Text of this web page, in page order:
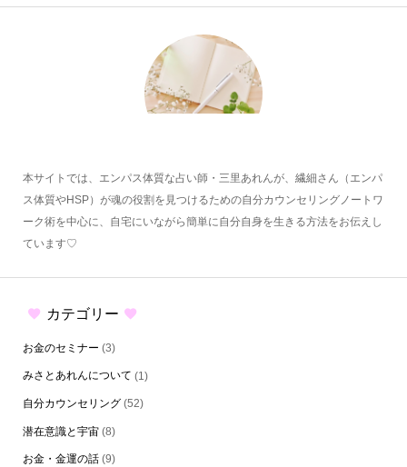
本サイトでは、エンパス体質な占い師・三里あれんが、繊細さん（エンパ
ス体質やHSP）が魂の役割を見つけるための自分カウンセリングノートワ
ーク術を中心に、自宅にいながら簡単に自分自身を生きる方法をお伝えし
ています♡
カテゴリー
お金のセミナー (3)
みさとあれんについて (1)
自分カウンセリング(52)
潜在意識と宇宙(8)
お金・金運の話(9)